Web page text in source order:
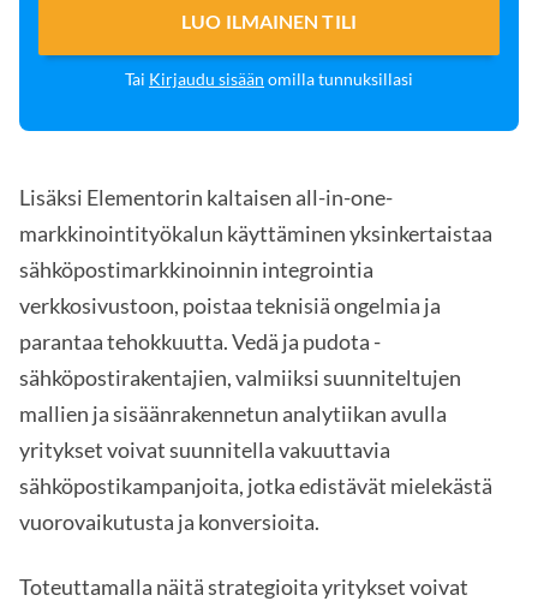
LUO ILMAINEN TILI
Tai Kirjaudu sisään omilla tunnuksillasi
Lisäksi Elementorin kaltaisen all-in-one-
markkinointityökalun käyttäminen yksinkertaistaa
sähköpostimarkkinoinnin integrointia
verkkosivustoon, poistaa teknisiä ongelmia ja
parantaa tehokkuutta. Vedä ja pudota -
sähköpostirakentajien, valmiiksi suunniteltujen
mallien ja sisäänrakennetun analytiikan avulla
yritykset voivat suunnitella vakuuttavia
sähköpostikampanjoita, jotka edistävät mielekästä
vuorovaikutusta ja konversioita.
Toteuttamalla näitä strategioita yritykset voivat